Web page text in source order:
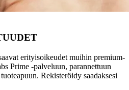
erityisoikeudet muihin premium-
Prime -palveluun, parannettuun
Rekisteröidy saadaksesi